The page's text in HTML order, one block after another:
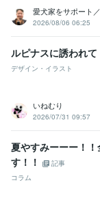
愛犬家をサポート
2026/08/06 06:25
ルピナスに誘われて
デザイン・イラスト
いねむり
2026/07/31 09:57
夏やすみーーー！
す！！
記事
コラム